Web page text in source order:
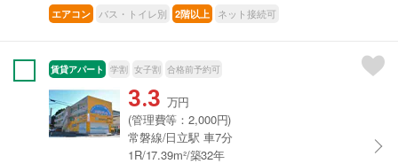
エアコン バス・トイレ別 2階以上 ネット接続可
賃貸アパート 学割 女子割 合格前予約可
3.3 万円
(管理費等：2,000円)
常磐線/日立駅 車7分
1R/17.39m²/築32年